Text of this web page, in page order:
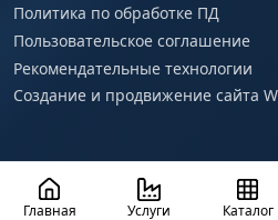
Политика по обработке ПД
Пользовательское соглашение
Рекомендательные технологии
Создание и продвижение сайта
Главная Услуги Каталог